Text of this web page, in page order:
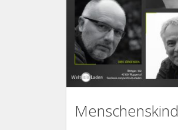
Menschenskind